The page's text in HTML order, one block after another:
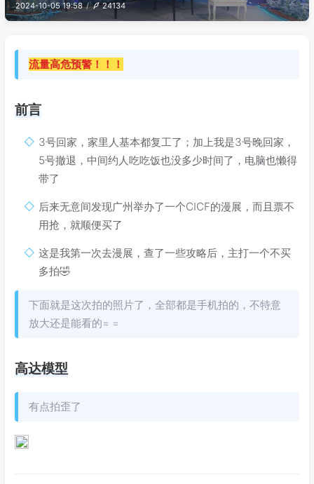
2024-10-05 19:58 24134
流量高危预警！！！
前言
3号回家，家里人基本都复工了；加上我是3号晚回家，
5号撤退，中间约人吃吃饭也没多少时间了，电脑也懒得
带了
后来无意间发现广州举办了一个CICF的漫展，而且票不
用抢，就顺便买了
这是我第一次去漫展，查了一些攻略后，主打一个不买
多拍🤣
下面就是这次拍的照片了，全部都是手机拍的，不特意
放大还是能看的= =
高达模型
有点拍歪了